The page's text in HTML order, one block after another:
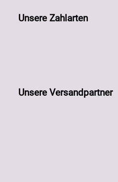
Unsere Zahlarten
Unsere Versandpartner